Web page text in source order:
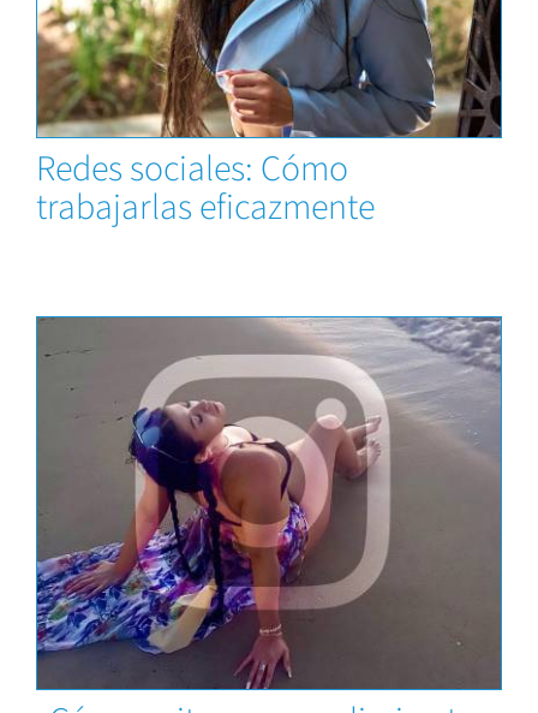
Redes sociales: Cómo
trabajarlas eficazmente
Capacitaciones